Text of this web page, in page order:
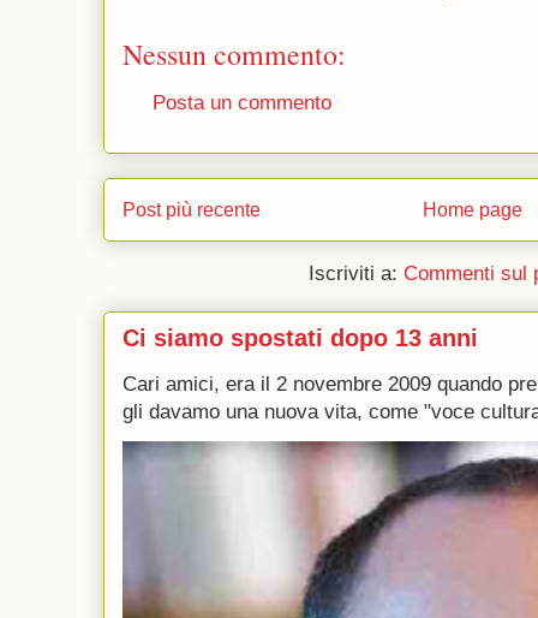
Nessun commento:
Posta un commento
Post più recente Home page
Iscriviti a: Commenti sul
Ci siamo spostati dopo 13 anni
Cari amici, era il 2 novembre 2009 quando
gli davamo una nuova vita, come "voce